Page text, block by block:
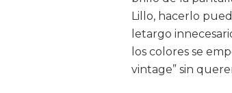
Lillo, hacerlo
letargo
los colores se
vintage” sin